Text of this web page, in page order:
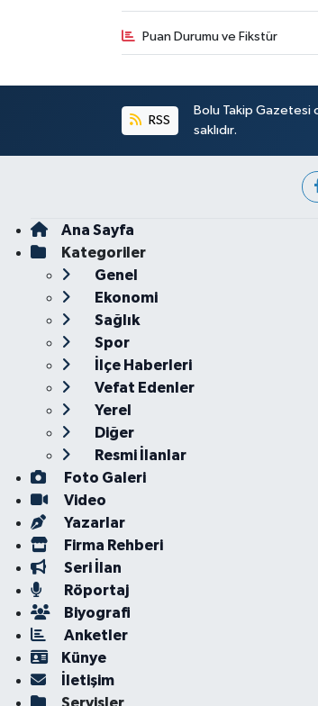
Puan Durumu ve Fikstür
RSS
Bolu Takip Gazetesi
saklıdır.
Ana Sayfa
Kategoriler
Genel
Ekonomi
Sağlık
Spor
İlçe Haberleri
Vefat Edenler
Yerel
Diğer
Resmi İlanlar
Foto Galeri
Video
Yazarlar
Firma Rehberi
Seri İlan
Röportaj
Biyografi
Anketler
Künye
İletişim
Servisler